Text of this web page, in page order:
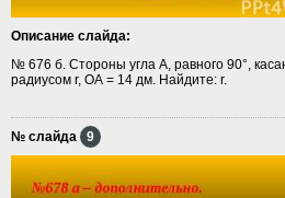
Описание слайда:
№ 676 б. Cтороны угла А, равного 90°,
радиусом r, ОА = 14 дм. Найдите: r.
№ слайда 9